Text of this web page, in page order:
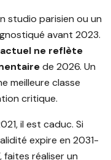
studio parisien ou un
avant 2023.
actuel ne reflète
de 2026. Un
meilleure classe
critique.
il est caduc. Si
expire en 2031-
faites réaliser un